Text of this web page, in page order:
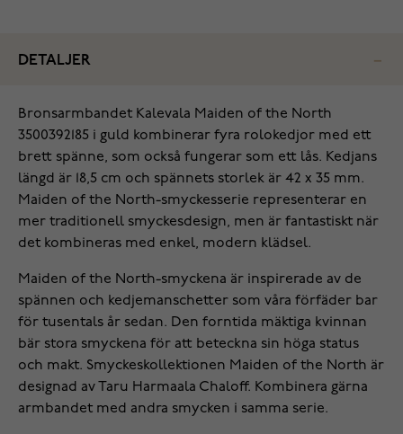
DETALJER
Bronsarmbandet Kalevala Maiden of the North
3500392185 i guld kombinerar fyra rolokedjor med ett
brett spänne, som också fungerar som ett lås. Kedjans
längd är 18,5 cm och spännets storlek är 42 x 35 mm.
Maiden of the North-smyckesserie representerar en
mer traditionell smyckesdesign, men är fantastiskt när
det kombineras med enkel, modern klädsel.
Maiden of the North-smyckena är inspirerade av de
spännen och kedjemanschetter som våra förfäder bar
för tusentals år sedan. Den forntida mäktiga kvinnan
bär stora smyckena för att beteckna sin höga status
och makt. Smyckeskollektionen Maiden of the North är
designad av Taru Harmaala Chaloff. Kombinera gärna
armbandet med andra smycken i samma serie.